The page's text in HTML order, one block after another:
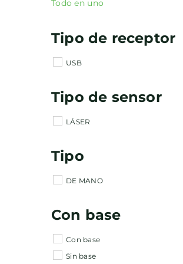
Todo en uno
Tipo de receptor
USB
Tipo de sensor
LÁSER
Tipo
DE MANO
Con base
Con base
Sin base